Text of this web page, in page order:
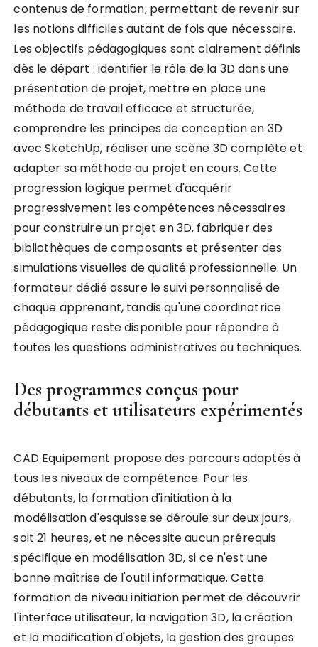
contenus de formation, permettant de revenir sur
les notions difficiles autant de fois que nécessaire.
Les objectifs pédagogiques sont clairement définis
dès le départ : identifier le rôle de la 3D dans une
présentation de projet, mettre en place une
méthode de travail efficace et structurée,
comprendre les principes de conception en 3D
avec SketchUp, réaliser une scène 3D complète et
adapter sa méthode au projet en cours. Cette
progression logique permet d'acquérir
progressivement les compétences nécessaires
pour construire un projet en 3D, fabriquer des
bibliothèques de composants et présenter des
simulations visuelles de qualité professionnelle. Un
formateur dédié assure le suivi personnalisé de
chaque apprenant, tandis qu'une coordinatrice
pédagogique reste disponible pour répondre à
toutes les questions administratives ou techniques.
Des programmes conçus pour
débutants et utilisateurs expérimentés
CAD Equipement propose des parcours adaptés à
tous les niveaux de compétence. Pour les
débutants, la formation d'initiation à la
modélisation d'esquisse se déroule sur deux jours,
soit 21 heures, et ne nécessite aucun prérequis
spécifique en modélisation 3D, si ce n'est une
bonne maîtrise de l'outil informatique. Cette
formation de niveau initiation permet de découvrir
l'interface utilisateur, la navigation 3D, la création
et la modification d'objets, la gestion des groupes